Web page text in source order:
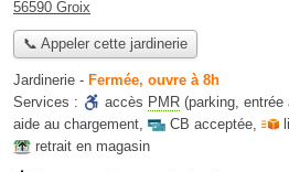
56590 Groix
📞 Appeler cette jardinerie
Jardinerie - Fermée, ouvre à 8h
Services :
accès PMR (parking, entrée
aide au chargement, CB acceptée,
retrait en magasin